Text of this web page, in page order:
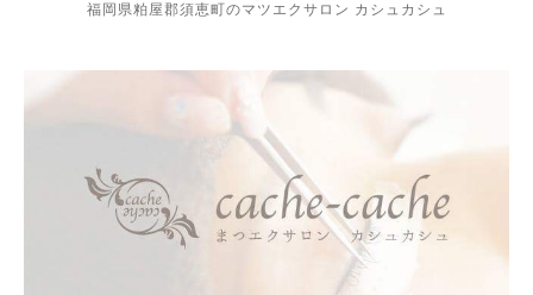
福岡県粕屋郡須恵町のマツエクサロン カシュカシュ